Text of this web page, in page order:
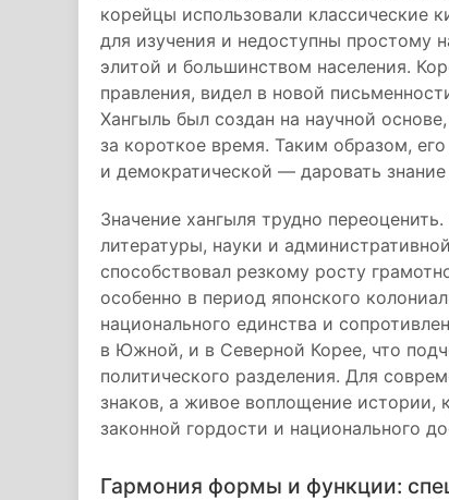
корейцы использовали классические
для изучения и недоступны простому
элитой и большинством населения.
правления, видел в новой
Хангыль был создан на научной
за короткое время. Таким образом,
и демократической — даровать
Значение хангыля трудно
литературы, науки и
способствовал резкому росту
особенно в период японского
национального единства и
в Южной, и в Северной Корее, что
политического разделения. Для
знаков, а живое воплощение истории,
законной гордости и национального
Гармония формы и функции: